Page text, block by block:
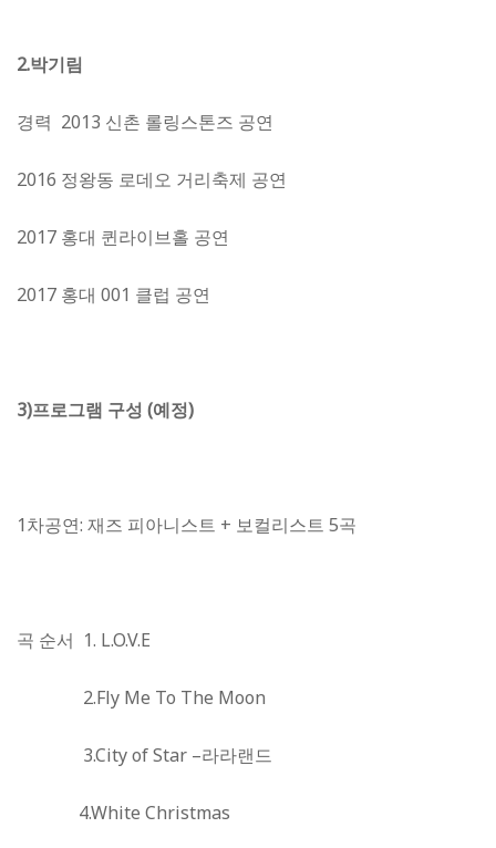
2.박기림
경력 2013 신촌 롤링스톤즈 공연
2016 정왕동 로데오 거리축제 공연
2017 홍대 퀸라이브홀 공연
2017 홍대 001 클럽 공연
3)프로그램 구성 (예정)
1차공연: 재즈 피아니스트 + 보컬리스트 5곡
곡 순서 1. L.O.V.E
2.Fly Me To The Moon
3.City of Star –라라랜드
4.White Christmas